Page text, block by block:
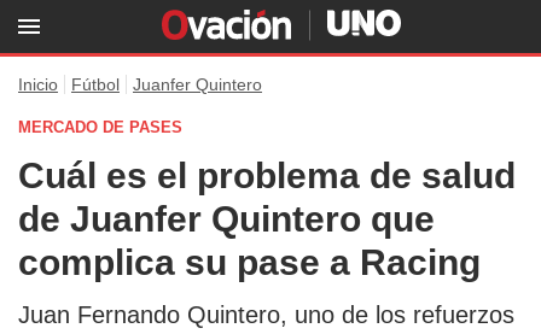
Inicio Fútbol Juanfer Quintero
MERCADO DE PASES
Cuál es el problema de salud
de Juanfer Quintero que
complica su pase a Racing
Juan Fernando Quintero, uno de los refuerzos